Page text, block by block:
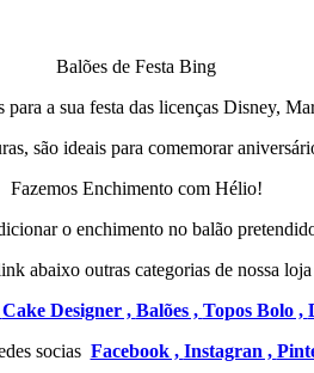
Balões de Festa Bing
para a sua festa das licenças Disney,
são ideais para comemorar
Fazemos Enchimento com Hélio!
o enchimento no balão
abaixo outras categorias de nossa
Cake Designer , Balões , Topos Bolo ,
socias Facebook , Instagran ,